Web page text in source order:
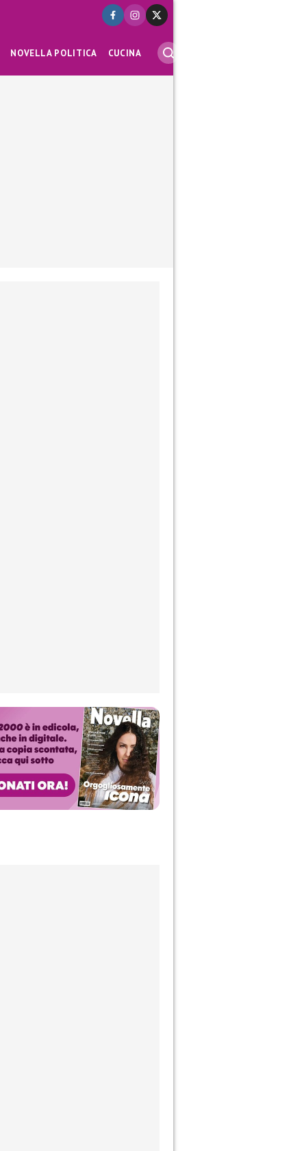
NOVELLA POLITICA CUCINA